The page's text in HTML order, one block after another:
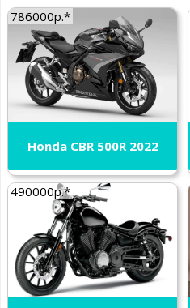
786000р.*
Honda CBR 500R 2022
490000р.*